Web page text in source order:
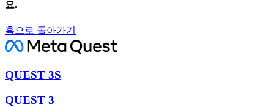
요.
홈으로 돌아가기
QUEST 3S
QUEST 3